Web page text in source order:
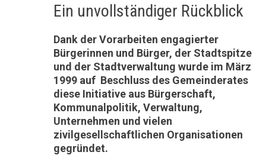
Ein unvollständiger Rückblick
Dank der Vorarbeiten engagierter
Bürgerinnen und Bürger, der Stadtspitze
und der Stadtverwaltung wurde im März
1999 auf Beschluss des Gemeinderates
diese Initiative aus Bürgerschaft,
Kommunalpolitik, Verwaltung,
Unternehmen und vielen
zivilgesellschaftlichen Organisationen
gegründet.